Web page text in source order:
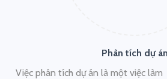
Phân tích dự án
Việc phân tích dự án là một việc làm